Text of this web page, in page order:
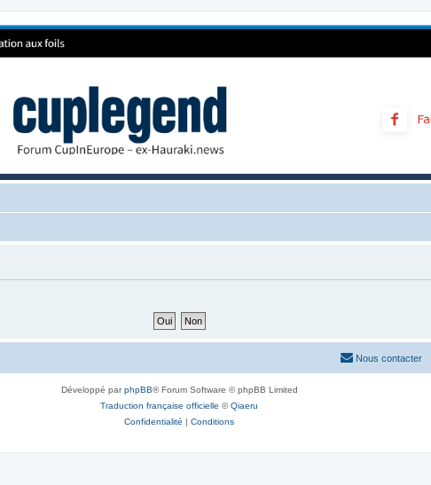
Nous contacter
Développé parphpBB® Forum Software © phpBB Limited
Traduction française officielle ©Qiaeru
Confidentialité | Conditions